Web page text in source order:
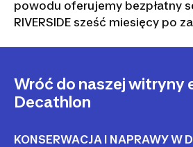
powodu oferujemy bezpłatny
RIVERSIDE sześć miesięcy po
Wróć do naszej witryny
Decathlon
KONSERWACJA I NAPRAWY W